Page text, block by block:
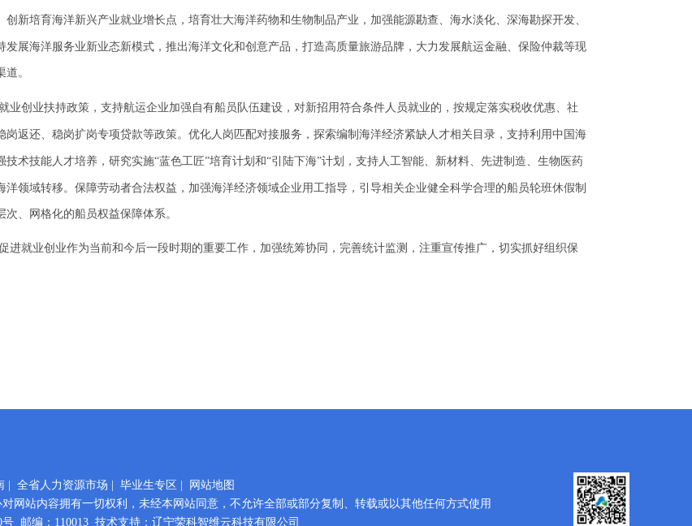
创新培育海洋新兴产业就业增长点， 培育壮大海洋药物和生物制品产业，加强能源勘查、海水淡化、深海勘探开发、
发展海洋服务业新业态新模式， 推出海洋文化和创意产品，打造高质量旅游品牌，大力发展航运金融、保险仲裁等现
。
业创业扶持政策， 支持航运企业加强自有船员队伍建设，对新招用符合条件人员就业的，按规定落实税收优惠、社
返还、稳岗扩岗专项贷款等政策。 优化人岗匹配对接服务， 探索编制海洋经济紧缺人才相关目录，支持利用中国海
技术技能人才培养， 研究实施“蓝色工匠”培育计划 和“引陆下海”计划，支持人工智能、新材料、先进制造、生物医药
领域转移。 保障劳动者合法权益 ， 加强海洋经济领域企业用工指导，引导相关企业健全科学合理的船员轮班休假制
、网格化的船员权益保障体系。
进就业创业作为当前和今后一段时期的重要工作，加强统筹协同，完善统计监测，注重宣传推广，切实抓好组织保
全省人力资源市场 毕业生专区
网站地图
网站内容拥有一切权利，未经本网站同意，不允许全部或部分复制、转载或以其他任何方式使用
邮编：110013 技术支持：辽宁荣科智维云科技有限公司